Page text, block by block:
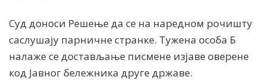
Суд доноси Решење да се на наредном рочишту
саслушају парничне странке. Тужена особа Б
налаже се достављање писмене изјаве оверене
код Јавног бележника друге државе.